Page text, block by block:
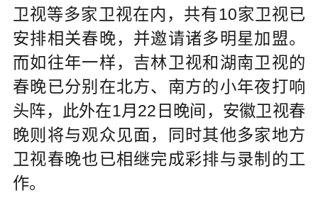
卫视等多家卫视在内，共有10家卫视已
安排相关春晚，并邀请诸多明星加盟。
而如往年一样，吉林卫视和湖南卫视的
春晚已分别在北方、南方的小年夜打响
头阵，此外在1月22日晚间，安徽卫视春
晚则将与观众见面，同时其他多家地方
卫视春晚也已相继完成彩排与录制的工
作。